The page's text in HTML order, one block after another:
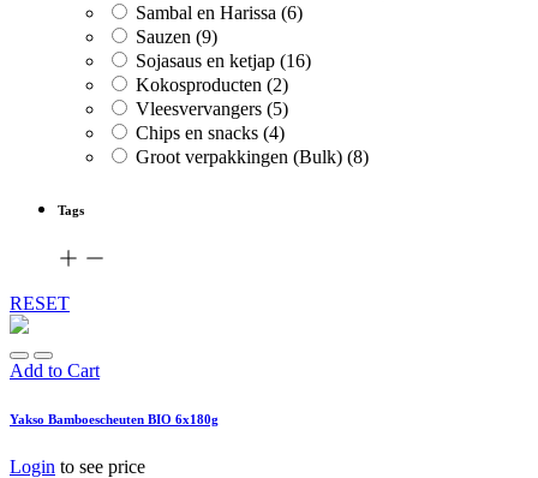
Sambal en Harissa (6)
Sauzen (9)
Sojasaus en ketjap (16)
Kokosproducten (2)
Vleesvervangers (5)
Chips en snacks (4)
Groot verpakkingen (Bulk) (8)
Tags
RESET
Add to Cart
Yakso Bamboescheuten BIO 6x180g
Login to see price